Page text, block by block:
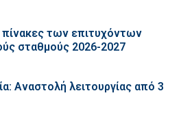
των επιτυχόντων
σταθμούς 2026-2027
Αναστολή λειτουργίας από 3